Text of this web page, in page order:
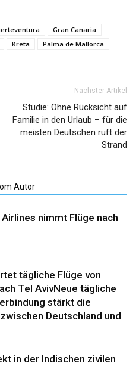
Gran Canaria
Kreta
Palma de Mallorca
Nächster Artikel
Studie: Ohne Rücksicht auf
Familie in den Urlaub – für die
meisten Deutschen ruft der
Strand
Autor
nimmt Flüge nach
tägliche Flüge von
Tel AvivNeue tägliche
stärkt die
Deutschland und
in der Indischen zivilen